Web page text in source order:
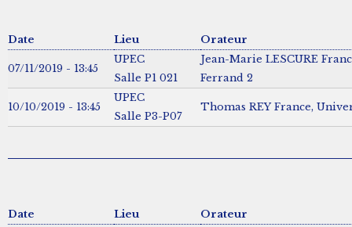
Date Lieu Orateur
07/11/2019 - 13:45
UPEC
Salle P1 021
Jean-Marie LESCURE
Ferrand 2
10/10/2019 - 13:45
UPEC
Salle P3-P07
Thomas REY France,
Date Lieu Orateur